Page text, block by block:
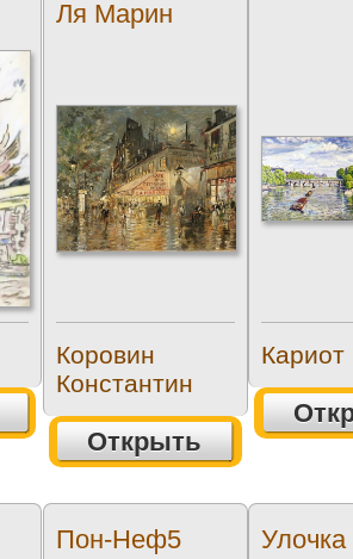
Ля Марин
Коровин
Константин
Открыть
Кариот
Пон-Неф5
Улочка